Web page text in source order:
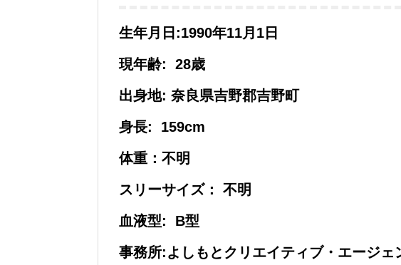
生年月日:1990年11月1日
現年齢: 28歳
出身地: 奈良県吉野郡吉野町
身長: 159cm
体重：不明
スリーサイズ：
不明
血液型: B型
事務所:よしもとクリエイティブ・エージェ